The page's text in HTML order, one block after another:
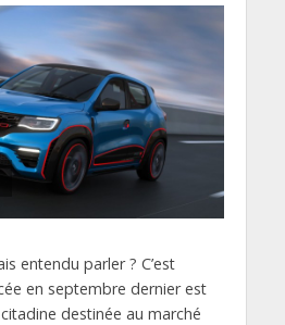
entendu parler ? C’est
en septembre dernier est
citadine destinée au marché